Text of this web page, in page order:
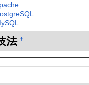
法†